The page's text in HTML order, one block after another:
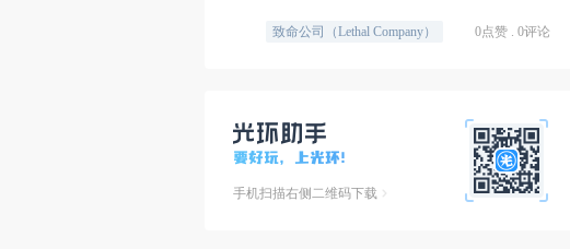
致命公司（Lethal Company） 0点赞 . 0评论
手机扫描右侧二维码下载